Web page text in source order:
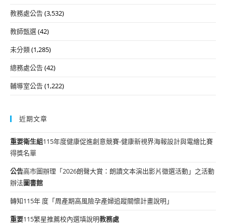
教務處公告(3,532)
教師甄選(42)
未分類(1,285)
總務處公告(42)
輔導室公告(1,222)
近期文章
重要衛生組115年度健康促進創意競賽-健康新視界海報設計與電繪比賽
得獎名單
公告高市圖辦理「2026朗聲大賞：朗讀文本演出影片徵選活動」之活動
辦法圖書館
轉知115年 度「周產期高風險孕產婦追蹤關懷計畫說明」
重要115繁星推薦校內選填說明教務處